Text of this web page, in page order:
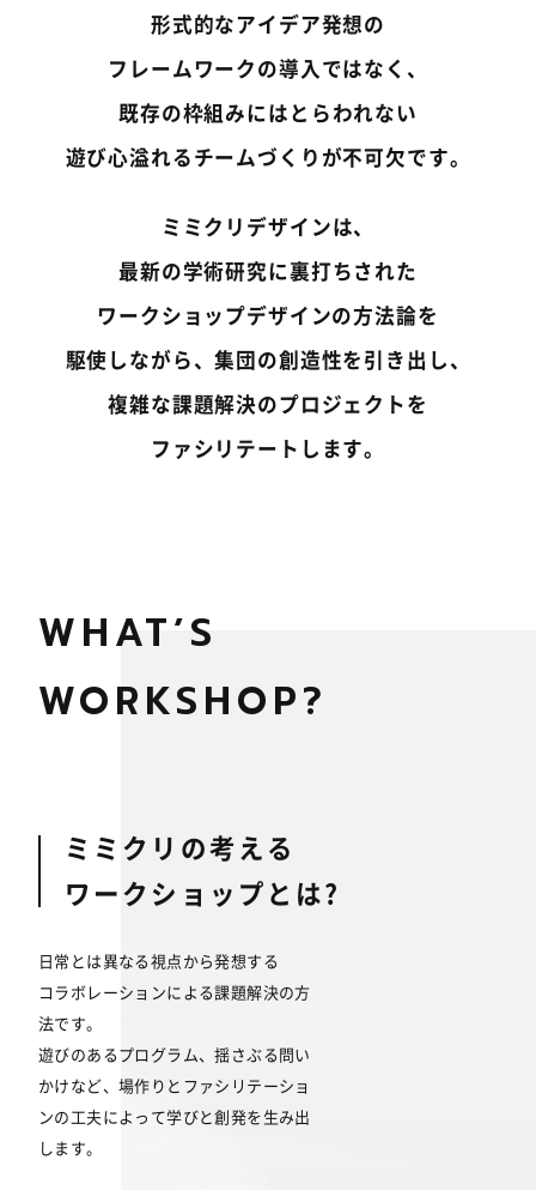
形式的なアイデア発想の
フレームワークの導入ではなく、
既存の枠組みにはとらわれない
遊び心溢れるチームづくりが不可欠です。
ミミクリデザインは、
最新の学術研究に裏打ちされた
ワークショップデザインの方法論を
駆使しながら、集団の創造性を引き出し、
複雑な課題解決のプロジェクトを
ファシリテートします。
WHAT’S
WORKSHOP?
ミミクリの考える
ワークショップとは?
日常とは異なる視点から発想する
コラボレーションによる課題解決の方
法です。
遊びのあるプログラム、揺さぶる問い
かけなど、 場作りとファシリテーショ
ンの工夫によって学びと創発を生み出
します。